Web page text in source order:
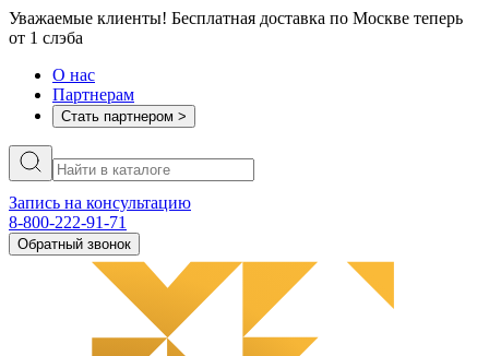
Уважаемые клиенты! Бесплатная доставка по Москве теперь
от 1 слэба
О нас
Партнерам
Стать партнером >
Запись на консультацию
8-800-222-91-71
Обратный звонок